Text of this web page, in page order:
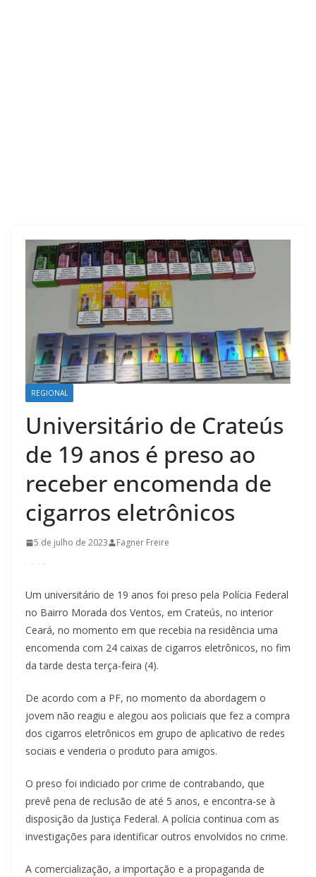
REGIONAL
Universitário de Crateús
de 19 anos é preso ao
receber encomenda de
cigarros eletrônicos
5 de julho de 2023 Fagner Freire
Um universitário de 19 anos foi preso pela Polícia Federal
no Bairro Morada dos Ventos, em Crateús, no interior
Ceará, no momento em que recebia na residência uma
encomenda com 24 caixas de cigarros eletrônicos, no fim
da tarde desta terça-feira (4).
De acordo com a PF, no momento da abordagem o
jovem não reagiu e alegou aos policiais que fez a compra
dos cigarros eletrônicos em grupo de aplicativo de redes
sociais e venderia o produto para amigos.
O preso foi indiciado por crime de contrabando, que
prevê pena de reclusão de até 5 anos, e encontra-se à
disposição da Justiça Federal. A polícia continua com as
investigações para identificar outros envolvidos no crime.
A comercialização, a importação e a propaganda de